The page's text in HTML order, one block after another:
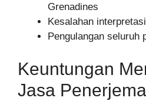
Grenadines
Kesalahan
Pengulangan seluruh
Keuntungan
Jasa